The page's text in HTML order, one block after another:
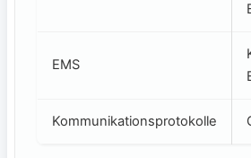
EMS
Kommunikationsprotokolle